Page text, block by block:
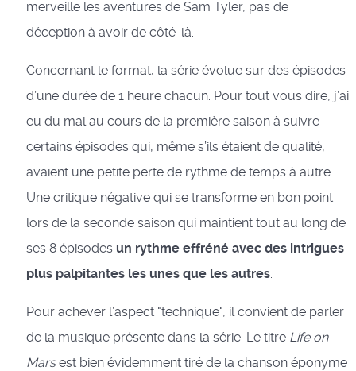
merveille les aventures de Sam Tyler, pas de
déception à avoir de côté-là.
Concernant le format, la série évolue sur des épisodes
d’une durée de 1 heure chacun. Pour tout vous dire, j’ai
eu du mal au cours de la première saison à suivre
certains épisodes qui, même s’ils étaient de qualité,
avaient une petite perte de rythme de temps à autre.
Une critique négative qui se transforme en bon point
lors de la seconde saison qui maintient tout au long de
ses 8 épisodes un rythme effréné avec des intrigues
plus palpitantes les unes que les autres.
Pour achever l’aspect "technique", il convient de parler
de la musique présente dans la série. Le titre Life on
Marsest bien évidemment tiré de la chanson éponyme